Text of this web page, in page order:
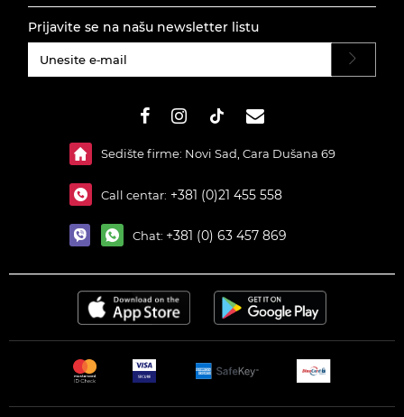
Prijavite se na našu newsletter listu
Sedište firme: Novi Sad, Cara Dušana 69
Call centar: +381 (0)21 455 558
Chat: +381 (0) 63 457 869